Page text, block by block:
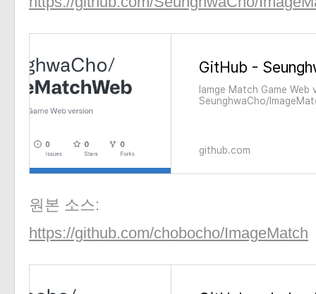
Iamge Match Game
SeunghwaCho/
github.com
원본 소스:
https://github.com/chobocho/ImageMatch